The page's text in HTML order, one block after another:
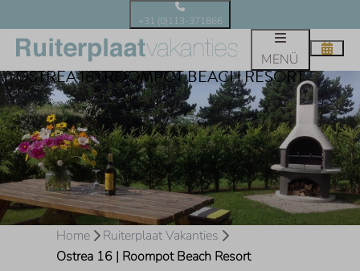
+31 (0)113-371866
MENÜ
OSTREA 16 | ROOMPOT BEACH RESORT
Home
Ruiterplaat Vakanties
Ostrea 16 | Roompot Beach Resort